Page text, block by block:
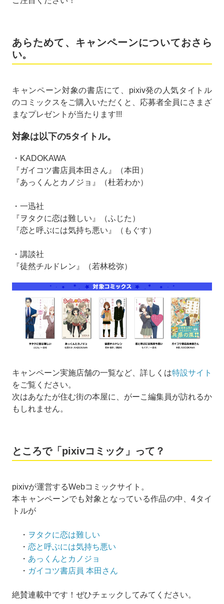
あらためて、キャンペーンについておさら
い。
キャンペーン対象の書店にて、pixiv発の人気タイトル
のコミックスをご購入いただくと、応募者全員にさまざ
まなプレゼントが当たります!!!
対象は以下の5タイトル。
・KADOKAWA
『ガイコツ書店員本田さん』（本田）
『あっくんとカノジョ』（杜若わか）
・一迅社
『ヲタクに恋は難しい』（ふじた）
『恋と呼ぶには気持ち悪い』（もぐす）
・講談社
『徒然チルドレン』（若林稔弥）
キャンペーン実施店舗の一覧など、詳しくは特設サイト
をご覧ください。
次はあなたが住む街の本屋に、がーこ編集員が訪れるか
もしれません。
ところで「pixivコミック」って？
pixivが運営するWebコミックサイト。
本キャンペーンでも対象となっている作品の中、4タイ
トルが
・ ヲタクに恋は難しい
・ 恋と呼ぶには気持ち悪い
・ あっくんとカノジョ
・ ガイコツ書店員 本田さん
絶賛連載中です！ぜひチェックしてみてください。